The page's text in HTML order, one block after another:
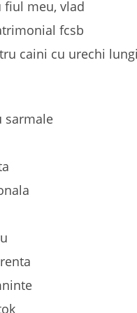
fiul meu, vlad
fcsb
caini cu urechi
sarmale